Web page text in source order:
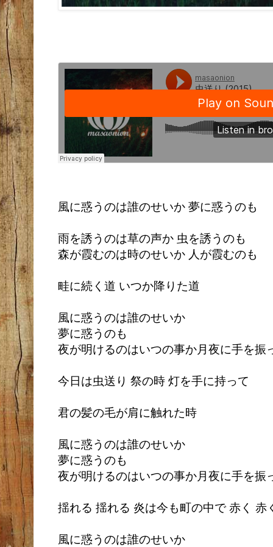
風に惑うのは誰のせいか 夢に惑うのも
雨を誘うのは草の声か 虫を誘うのも
森が霞むのは時のせいか 人が霞むのも
畦に続く道 いつか降りた道
風に惑うのは誰のせいか
夢に惑うのも
夜が明けるのはいつの事か月夜に手を振
今日は虫送り 祭の時 灯を手に持って
君の髪の毛が肩に触れた時
風に惑うのは誰のせいか
夢に惑うのも
夜が明けるのはいつの事か月夜に手を振
揺れる 揺れる 炎は今も町の中で 赤く 赤
風に惑うのは誰のせいか